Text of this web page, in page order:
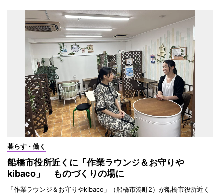
暮らす・働く
船橋市役所近くに「作業ラウンジ＆お守りや
kibaco」 ものづくりの場に
「作業ラウンジ＆お守りやkibaco」（船橋市湊町2）が船橋市役所近く